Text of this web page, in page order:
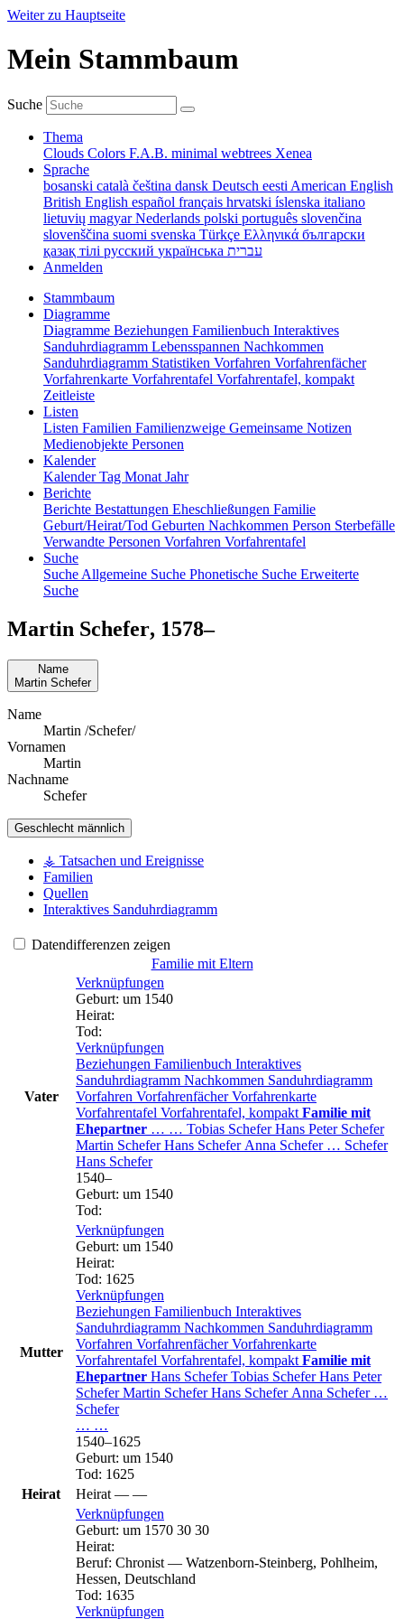
Weiter zu Hauptseite
Mein Stammbaum
Suche
Thema
Clouds Colors F.A.B. minimal webtrees Xenea
Sprache
bosanski català čeština dansk Deutsch eesti American English
British English español français hrvatski íslenska italiano
lietuvių magyarNederlands polski português slovenčina
slovenščina suomi svenska Türkçe Ελληνικά български
қазақ тілі русский українська עברית
Anmelden
Stammbaum
Diagramme
Diagramme Beziehungen Familienbuch Interaktives
Sanduhrdiagramm Lebensspannen Nachkommen
Sanduhrdiagramm Statistiken Vorfahren Vorfahrenfächer
Vorfahrenkarte Vorfahrentafel Vorfahrentafel, kompakt
Zeitleiste
Listen
Listen Familien Familienzweige Gemeinsame Notizen
Medienobjekte Personen
Kalender
KalenderTag Monat Jahr
Berichte
Berichte Bestattungen Eheschließungen Familie
Geburt/Heirat/Tod Geburten Nachkommen Person Sterbefälle
Verwandte Personen Vorfahren Vorfahrentafel
Suche
Suche Allgemeine Suche Phonetische Suche Erweiterte
Suche
Martin Schefer, 1578–
Name
Martin Schefer
Name
Martin /Schefer/
Vornamen
Martin
Nachname
Schefer
Geschlecht männlich
⚶ Tatsachen und Ereignisse
Familien
Quellen
Interaktives Sanduhrdiagramm
Datendifferenzen zeigen
Familie mit Eltern
Vater
Verknüpfungen
Geburt: um 1540
Heirat:
Tod:
Verknüpfungen
Beziehungen Familienbuch Interaktives
Sanduhrdiagramm Nachkommen Sanduhrdiagramm
Vorfahren VorfahrenfächerVorfahrenkarte
Vorfahrentafel Vorfahrentafel, kompakt Familie mit
Ehepartner … … Tobias Schefer Hans Peter Schefer
Martin Schefer Hans Schefer Anna Schefer … Schefer
Hans Schefer
1540–
Geburt: um 1540
Tod:
Mutter
Verknüpfungen
Geburt: um 1540
Heirat:
Tod: 1625
Verknüpfungen
Beziehungen Familienbuch Interaktives
Sanduhrdiagramm Nachkommen Sanduhrdiagramm
Vorfahren VorfahrenfächerVorfahrenkarte
Vorfahrentafel Vorfahrentafel, kompakt Familie mit
Ehepartner Hans Schefer Tobias Schefer Hans Peter
Schefer Martin Schefer Hans Schefer Anna Schefer …
Schefer
… …
1540–1625
Geburt: um 1540
Tod: 1625
Heirat
Heirat — —
Verknüpfungen
Geburt: um 1570 30 30
Heirat:
Beruf: Chronist — Watzenborn-Steinberg, Pohlheim,
Hessen, Deutschland
Tod: 1635
Verknüpfungen